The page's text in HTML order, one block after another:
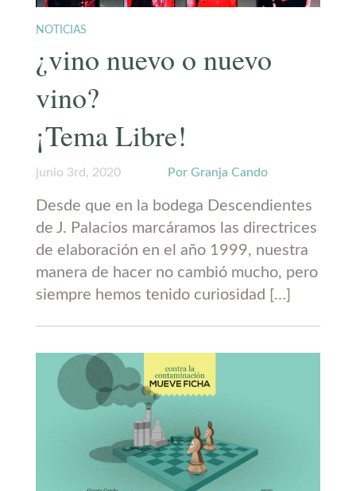
NOTICIAS
¿vino nuevo o nuevo
vino?
¡Tema Libre!
junio 3rd, 2020 Por Granja Cando
Desde que en la bodega Descendientes
de J. Palacios marcáramos las directrices
de elaboración en el año 1999, nuestra
manera de hacer no cambió mucho, pero
siempre hemos tenido curiosidad […]